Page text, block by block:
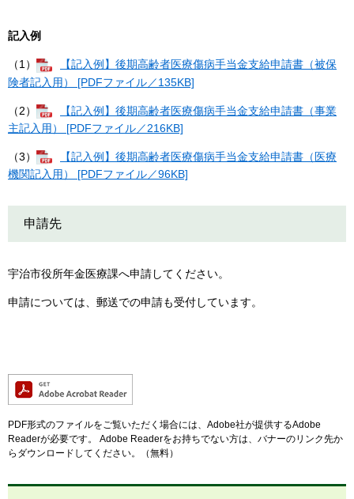
記入例
（1）
【記入例】後期高齢者医療傷病手当金支給申請書（被保
険者記入用） [PDFファイル／135KB]
（2）
【記入例】後期高齢者医療傷病手当金支給申請書（事業
主記入用） [PDFファイル／216KB]
（3）
【記入例】後期高齢者医療傷病手当金支給申請書（医療
機関記入用） [PDFファイル／96KB]
申請先
宇治市役所年金医療課へ申請してください。
申請については、郵送での申請も受付しています。
PDF形式のファイルをご覧いただく場合には、Adobe社が提供するAdobe
Readerが必要です。
Adobe Readerをお持ちでない方は、バナーのリンク先か
らダウンロードしてください。（無料）